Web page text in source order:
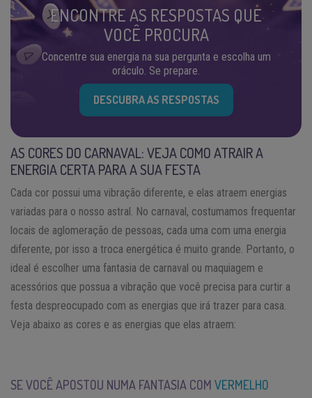
ENCONTRE AS RESPOSTAS QUE
VOCÊ PROCURA
Concentre sua energia na sua pergunta e escolha um
oráculo. Se prepare.
DESCUBRA AS RESPOSTAS
AS CORES DO CARNAVAL: VEJA COMO ATRAIR A
ENERGIA CERTA PARA A SUA FESTA
Cada cor possui uma vibração diferente, e elas atraem energias
variadas para o nosso astral. No carnaval, costumamos frequentar
locais de aglomeração de pessoas, cada uma com uma energia
diferente, por isso a troca energética é muito grande. Portanto, o
ideal é escolher uma fantasia de carnaval ou maquiagem e
acessórios que possua a vibração que você precisa para curtir a
festa despreocupado com as energias que irá trazer para casa.
Veja abaixo as cores e as energias que elas atraem:
SE VOCÊ APOSTOU NUMA FANTASIA COM VERMELHO